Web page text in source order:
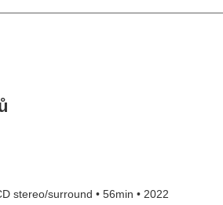
stereo/surround • 56min • 2022